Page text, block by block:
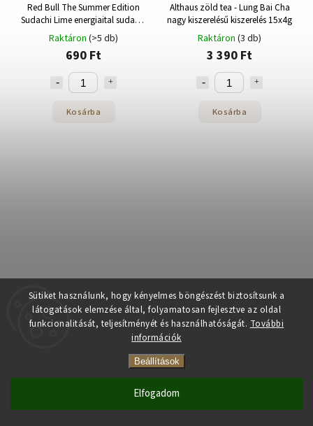
Sütiket használunk, hogy kényelmes böngészést biztosítsunk a
látogatások elemzése által, folyamatosan fejlesztve az oldal
funkcionalitását, teljesítményét és használhatóságát. További
információk
Beállítások
Elfogadom
Red Bull The Summer Edition
Sudachi Lime energiaital sudachi
és lime ízzel 250ml
Raktáron (>5 db)
690 Ft
Kosárba
Althaus zöld tea - Lung Bai Cha
nagy kiszerelésű kiszerelés 15x4g
Raktáron (3 db)
3 390 Ft
Kosárba
San Benedetto szénsavas
ásványvíz 330ml
Kosárba
URSU 9 lúgos szénsavmentes
ásványvíz 1,5 l
Kosárba